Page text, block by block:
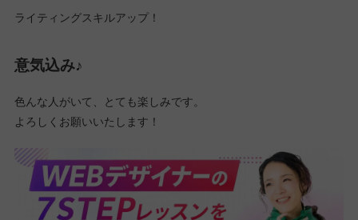
ライティングスキルアップ！
意気込み♪
色んな人がいて、とても楽しみです。
よろしくお願いいたします！